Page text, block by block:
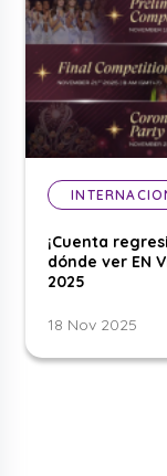
¡Cuenta
dónde ver EN
2025
18 Nov 2025